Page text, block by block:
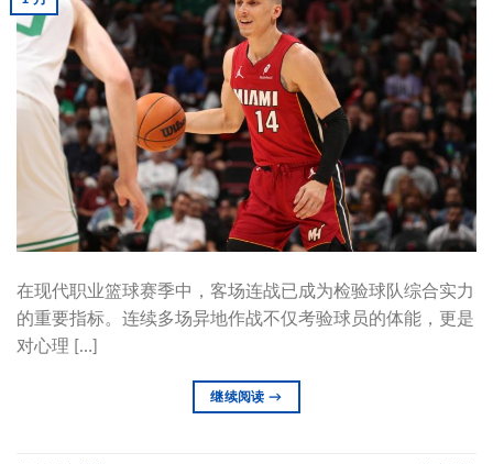
在现代职业篮球赛季中，客场连战已成为检验球队综合实力
的重要指标。连续多场异地作战不仅考验球员的体能，更是
对心理 […]
继续阅读→